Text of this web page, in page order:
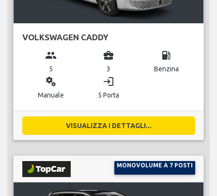
VOLKSWAGEN CADDY
group
5
business_center
3
local_gas_station
Benzina
miscellaneous_services
Manuale
login
5 Porta
VISUALIZZA I DETTAGLI...
MONOVOLUME A 7 POSTI